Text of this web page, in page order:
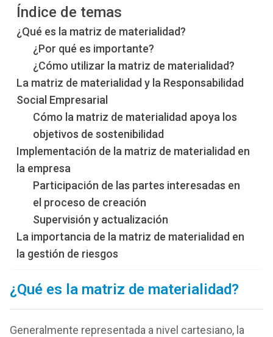
Índice de temas
¿Qué es la matriz de materialidad?
¿Por qué es importante?
¿Cómo utilizar la matriz de materialidad?
La matriz de materialidad y la Responsabilidad
Social Empresarial
Cómo la matriz de materialidad apoya los
objetivos de sostenibilidad
Implementación de la matriz de materialidad en
la empresa
Participación de las partes interesadas en
el proceso de creación
Supervisión y actualización
La importancia de la matriz de materialidad en
la gestión de riesgos
¿Qué es la matriz de materialidad?
Generalmente representada a nivel cartesiano, la